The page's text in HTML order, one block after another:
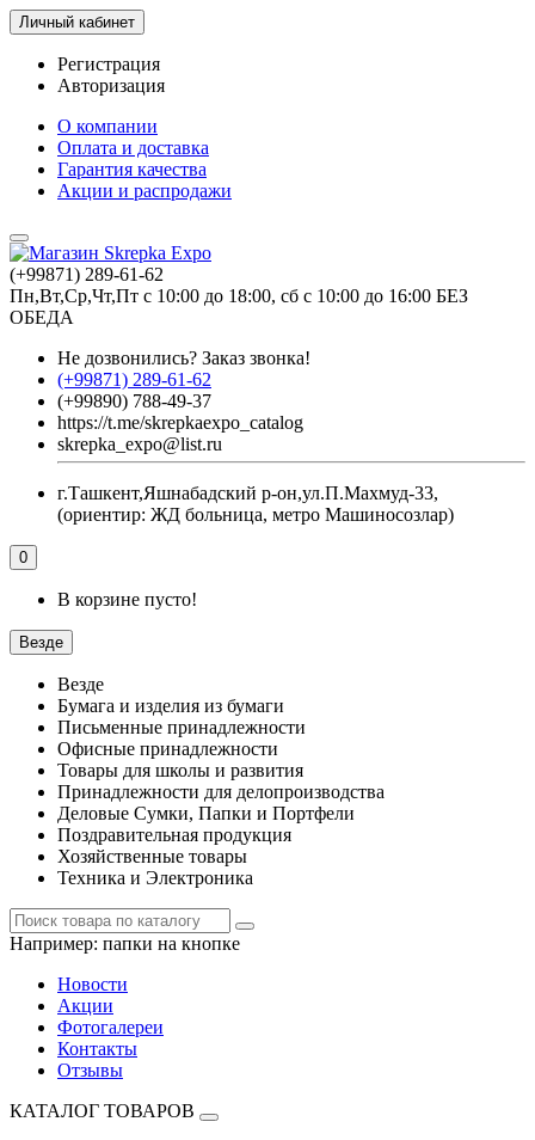
Личный кабинет
Регистрация
Авторизация
О компании
Оплата и доставка
Гарантия качества
Акции и распродажи
(+99871) 289-61-62
Пн,Вт,Ср,Чт,Пт с 10:00 до 18:00, сб с 10:00 до 16:00 БЕЗ
ОБЕДА
Не дозвонились? Заказ звонка!
(+99871) 289-61-62
(+99890) 788-49-37
https://t.me/skrepkaexpo_catalog
skrepka_expo@list.ru
г.Ташкент,Яшнабадский р-он,ул.П.Махмуд-33,
(ориентир: ЖД больница, метро Машиносозлар)
0
В корзине пусто!
Везде
Везде
Бумага и изделия из бумаги
Письменные принадлежности
Офисные принадлежности
Товары для школы и развития
Принадлежности для делопроизводства
Деловые Сумки, Папки и Портфели
Поздравительная продукция
Хозяйственные товары
Техника и Электроника
Например: папки на кнопке
Новости
Акции
Фотогалереи
Контакты
Отзывы
КАТАЛОГ ТОВАРОВ